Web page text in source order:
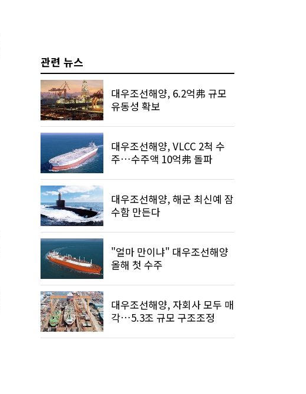
관련 뉴스
대우조선해양, 6.2억弗 규모
유동성 확보
대우조선해양, VLCC 2척 수
주…수주액 10억弗 돌파
대우조선해양, 해군 최신예 잠
수함 만든다
"얼마 만이냐" 대우조선해양
올해 첫 수주
대우조선해양, 자회사 모두 매
각…5.3조 규모 구조조정